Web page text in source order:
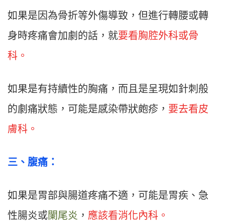
如果是因為骨折等外傷導致，但進行轉腰或轉
身時疼痛會加劇的話，就要看胸腔外科或骨
科。
如果是有持續性的胸痛，而且是呈現如針刺般
的劇痛狀態，可能是感染帶狀皰疹， 要去看皮
膚科。
三、腹痛：
如果是胃部與腸道疼痛不適，可能是胃疾、急
性腸炎或闌尾炎 ， 應該看消化內科。